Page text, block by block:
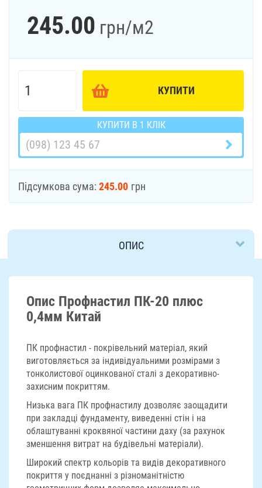
245.00 грн/м2
КУПИТИ
КУПИТИ В 1 КЛІК
Підсумкова сума: 245.00 грн
ОПИС
ДОСТАВКА
Опис Профнастил ПК-20 плюс
0,4мм Китай
ПК профнастил - покрівельний матеріал, який
виготовляється за індивідуальними розмірами з
тонколистової оцинкованої сталі з декоративно-
захисним покриттям.
Низька вага ПК профнастилу дозволяє заощадити
при закладці фундаменту, виведенні стін і на
облаштуванні кроквяної частини даху (за рахунок
зменшення витрат на будівельні матеріали).
Широкий спектр кольорів та видів декоративного
покриття у поєднанні з різноманітністю